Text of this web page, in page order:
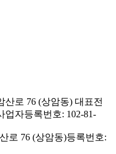
산로 76 (상암동) 대표전
업자등록번호: 102-81-
로 76 (상암동)등록번호: